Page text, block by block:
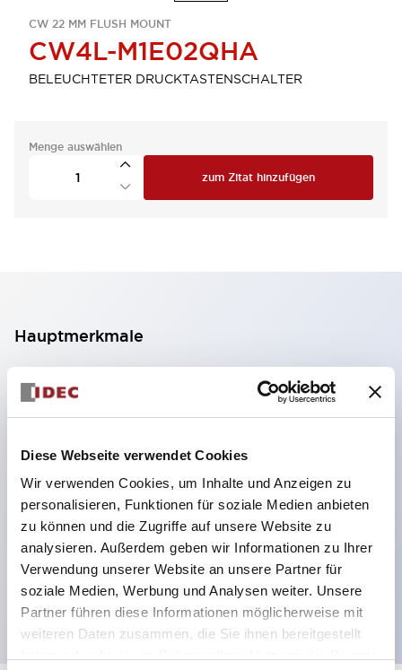
Diese Webseite verwendet Cookies
Wir verwenden Cookies, um Inhalte und Anzeigen zu
personalisieren, Funktionen für soziale Medien anbieten
zu können und die Zugriffe auf unsere Website zu
analysieren. Außerdem geben wir Informationen zu Ihrer
Verwendung unserer Website an unsere Partner für
soziale Medien, Werbung und Analysen weiter. Unsere
Partner führen diese Informationen möglicherweise mit
weiteren Daten zusammen, die Sie ihnen bereitgestellt
CW 22 MM FLUSH MOUNT
CW4L-M1E02QHA
BELEUCHTETER DRUCKTASTENSCHALTER
Menge auswählen
zum Zitat hinzufügen
Hauptmerkmale
2-Kontakt-Block mit 2 Stufen, ermöglicht eine 4-
Kontakt-Konfiguration (Gewährleistung der
Paneltiefe 39,9 mm (※ 11-stufiger Kontaktblock),
59,9 mm (※ 22-stufiger Kontaktblock).
Platzsparendes Design möglich.
Sicherheitsstruktur der 3. Generation: 2-Aktions-
Freisetzung, integrierter Schutz, IP20-
Fingerschutzstruktur